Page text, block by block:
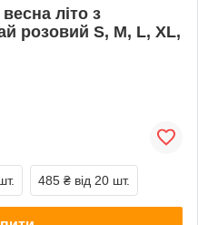
літо з
розовий S, M, L, XL,
485 ₴ від 20 шт.